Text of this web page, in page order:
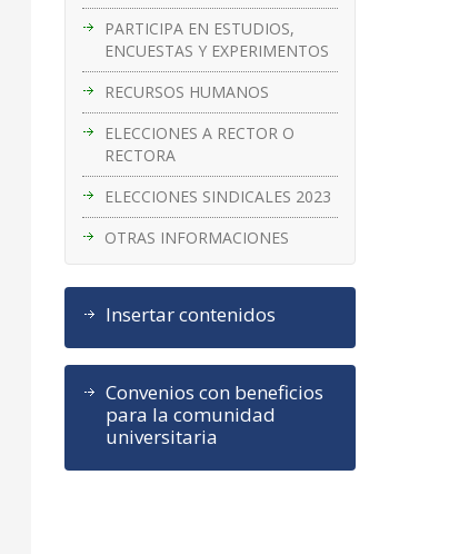
PARTICIPA EN ESTUDIOS,
ENCUESTAS Y EXPERIMENTOS
RECURSOS HUMANOS
ELECCIONES A RECTOR O
RECTORA
ELECCIONES SINDICALES 2023
OTRAS INFORMACIONES
Insertar contenidos
Convenios con beneficios
para la comunidad
universitaria